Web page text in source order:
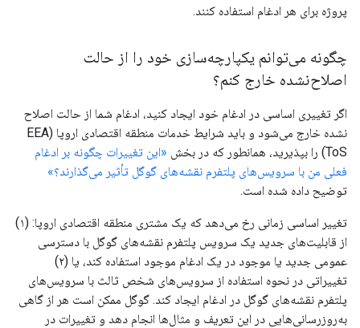
پروژه برای هر ادغام استفاده کنند.
چگونه می‌توانم یکپارچه‌سازی خود را از حالت
اصلاح‌نشده خارج کنم؟
اگر تغییری اساسی در ادغام خود ایجاد کنید، ادغام شما از حالت اصلاح
نشده خارج می‌شود و باید شرایط خدمات منطقه اقتصادی اروپا (EEA
ToS) را بپذیرید، همانطور که در بخش
«این تغییرات چگونه بر ادغام
فعلی من با سرویس‌های پلتفرم نقشه‌های گوگل تأثیر می‌گذارند؟»
توضیح داده شده است.
تغییر اساسی زمانی رخ می‌دهد که یک مشتری منطقه اقتصادی اروپا: (۱)
از قابلیت‌های جدید یک سرویس پلتفرم نقشه‌های گوگل با دسترسی
عمومی جدید یا موجود در یک ادغام موجود استفاده کند، یا (۲)
تغییراتی در نحوه استفاده از سرویس‌های شخص ثالث با سرویس‌های
پلتفرم نقشه‌های گوگل در ادغام ایجاد کند. گوگل ممکن است هر از گاهی
به‌روزرسانی‌هایی در این تعریف و مثال‌ها انجام دهد و تغییرات در